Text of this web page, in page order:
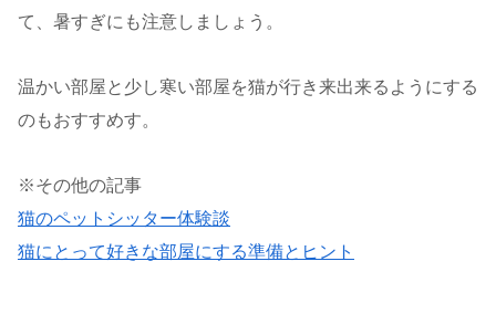
て、暑すぎにも注意しましょう。
温かい部屋と少し寒い部屋を猫が行き来出来るようにする
のもおすすめす。
※その他の記事
猫のペットシッター体験談
猫にとって好きな部屋にする準備とヒント